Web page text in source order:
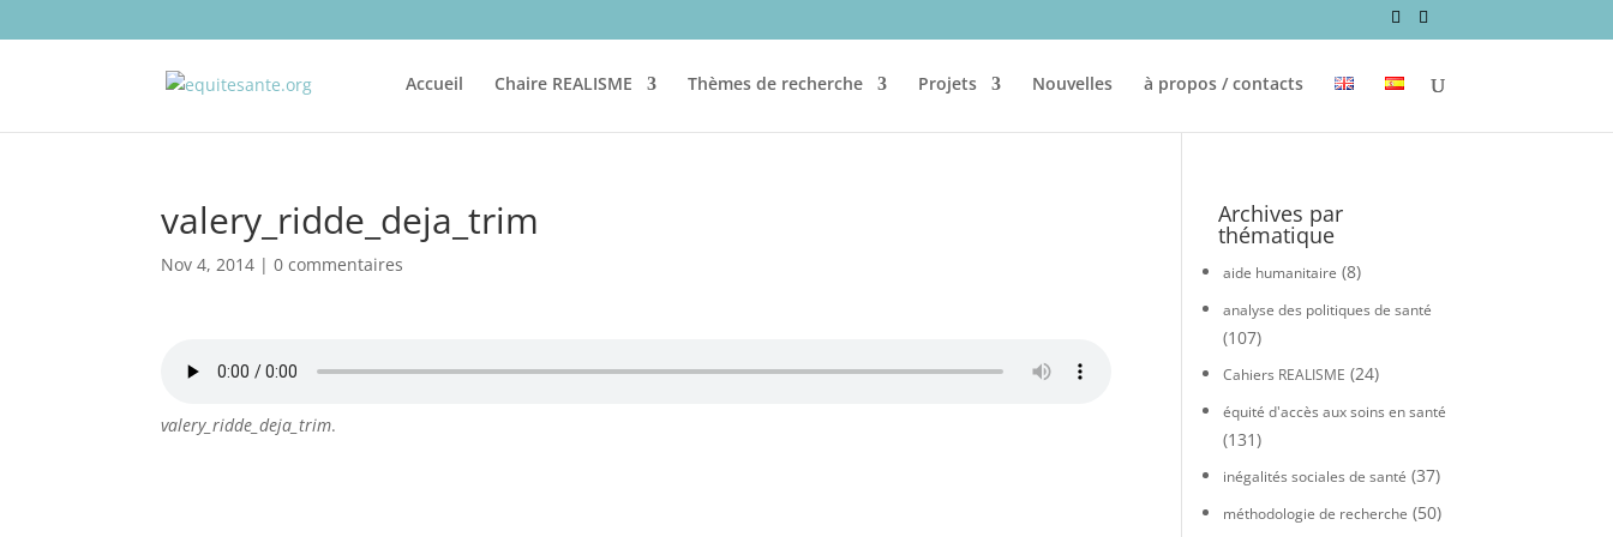
Accueil Chaire REALISME Thèmes de recherche Projets Nouvelles à propos / contacts
valery_ridde_deja_trim
Nov 4, 2014 |0 commentaires
valery_ridde_deja_trim.
Archives par
thématique
aide humanitaire (8)
analyse des politiques de santé
(107)
Cahiers REALISME (24)
équité d'accès aux soins en santé
(131)
inégalités sociales de santé (37)
méthodologie de recherche (50)